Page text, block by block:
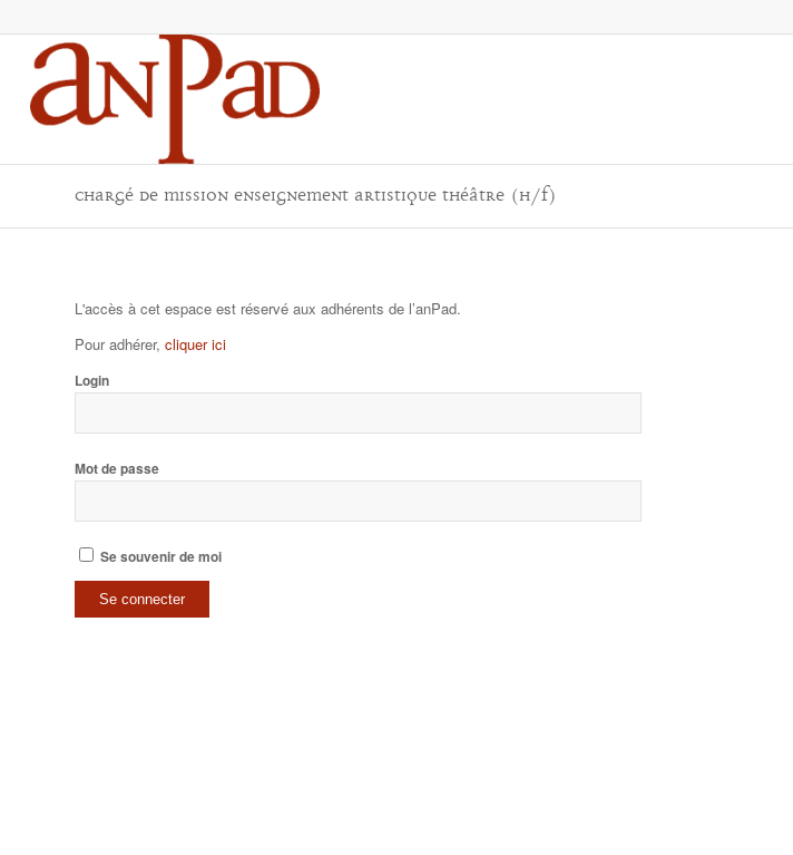
Chargé de mission enseignement artistique théâtre (H/F)
L'accès à cet espace est réservé aux adhérents de l’anPad.
Pour adhérer, cliquer ici
Login
Mot de passe
Se souvenir de moi